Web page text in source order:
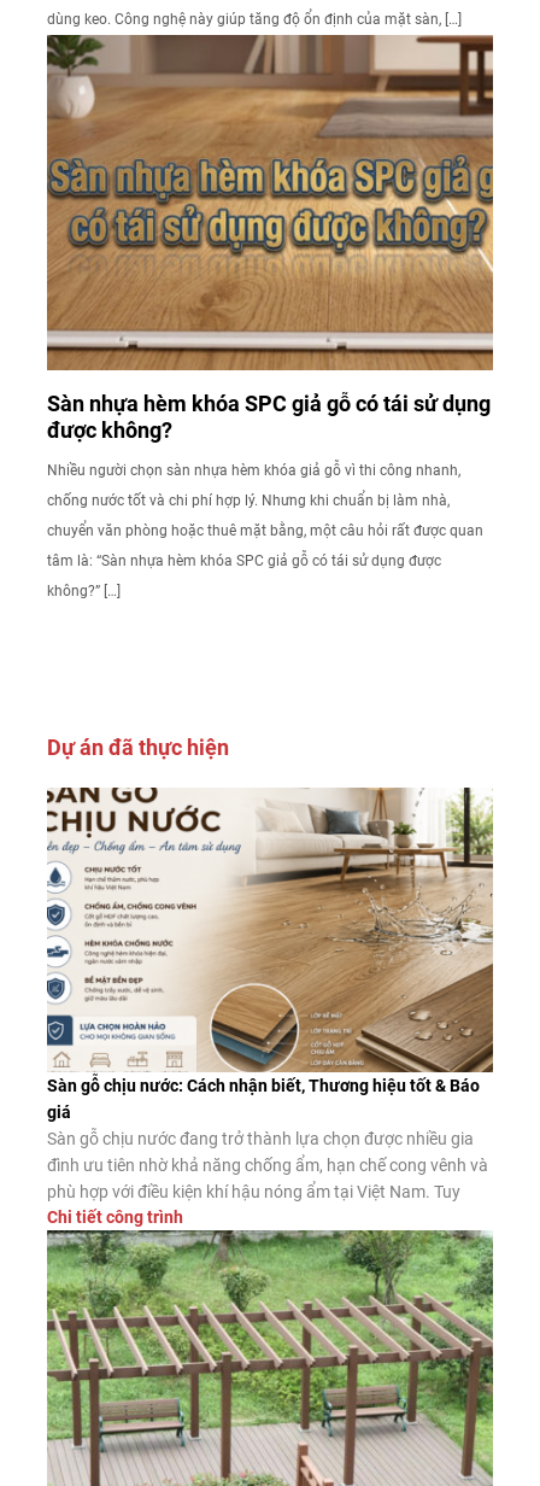
dùng keo. Công nghệ này giúp tăng độ ổn định của mặt sàn, […]
Sàn nhựa hèm khóa SPC giả gỗ có tái sử dụng
được không?
Nhiều người chọn sàn nhựa hèm khóa giả gỗ vì thi công nhanh,
chống nước tốt và chi phí hợp lý. Nhưng khi chuẩn bị làm nhà,
chuyển văn phòng hoặc thuê mặt bằng, một câu hỏi rất được quan
tâm là: “Sàn nhựa hèm khóa SPC giả gỗ có tái sử dụng được
không?” […]
Dự án đã thực hiện
Sàn gỗ chịu nước: Cách nhận biết, Thương hiệu tốt & Báo
giá
Sàn gỗ chịu nước đang trở thành lựa chọn được nhiều gia
đình ưu tiên nhờ khả năng chống ẩm, hạn chế cong vênh và
phù hợp với điều kiện khí hậu nóng ẩm tại Việt Nam. Tuy
nhiên, không phải sản phẩm nào được quảng cáo là “chịu
nước” cũng có chất lượng như […]
Chi tiết công trình